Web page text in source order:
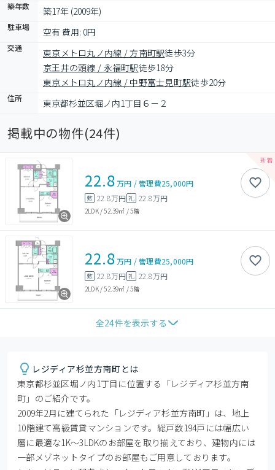
築年数 築17年 (2009年)
駐車場 空有 費用: 0円
交通 東京メトロ丸ノ内線 / 方南町駅徒歩3分
京王井の頭線 / 永福町駅徒歩18分
東京メトロ丸ノ内線 / 中野富士見町駅徒歩20分
住所 東京都杉並区堀ノ内1丁目６－２
掲載中の物件(24件)
22.8万円 /管理費25,000円
敷 22.8万円 礼 22.8万円
2LDK/52.39㎡ /5階
22.8万円 /管理費25,000円
敷 22.8万円 礼 22.8万円
2LDK/52.39㎡ /5階
全24件を表示する
レジディア杉並方南町とは
東京都杉並区堀ノ内1丁目に位置する「レジディア杉並方南
町」のご紹介です。
2009年2月に建てられた「レジディア杉並方南町」は、地上
10階建て高級賃貸マンションです。総戸数194戸には幅広い
層に最適な1K～3LDKのお部屋を取り揃えており、建物内には
一部メゾネットタイプのお部屋もご用意しております。